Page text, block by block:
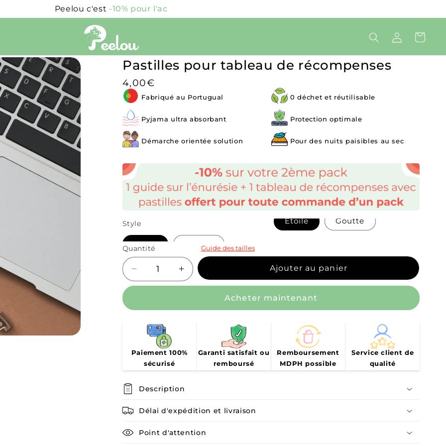
Peelou c'estun serv
ConnexionPanier
Pastilles pour tableau de récompenses
Prix
habituel
4,00€
Fabriqué au Portugual 0 déchet et réutilisable
Pyjama ultra absorbant Protection optimale
Démarche orientée solution Pour des nuits paisibles au sec
Style Etoile Goutte
Guide des tailles
Quantité
Réduire
la
pour
tableau
de
récompenses
Augmenter
la
de
récompenses
Ajouter au panier
Acheter maintenant
Paiement 100%
sécurisé
Garanti satisfait ou
remboursé
Remboursement
MDPH possible
Service client de
qualité
Description
Délai d'expédition et livraison
Point d'attention